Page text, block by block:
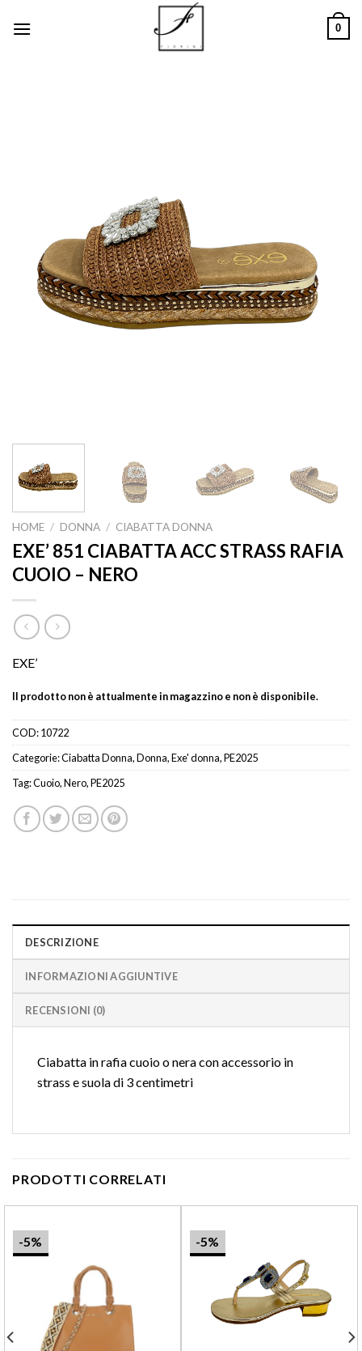
0
HOME / DONNA / CIABATTA DONNA
EXE’ 851 CIABATTA ACC STRASS RAFIA
CUOIO – NERO
EXE’
Il prodotto non è attualmente in magazzino e non è disponibile.
COD:10722
Categorie:Ciabatta Donna,Donna,Exe' donna,PE2025
Tag:Cuoio,Nero,PE2025
DESCRIZIONE
INFORMAZIONI AGGIUNTIVE
RECENSIONI (0)
Ciabatta in rafia cuoio o nera con accessorio in
strass e suola di 3 centimetri
PRODOTTI CORRELATI
-5% -5%